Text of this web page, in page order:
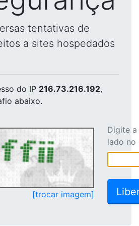
tentativas de
a sites hospedados
do IP 216.73.216.192,
abaixo.
[trocar imagem]
Digite
lado no